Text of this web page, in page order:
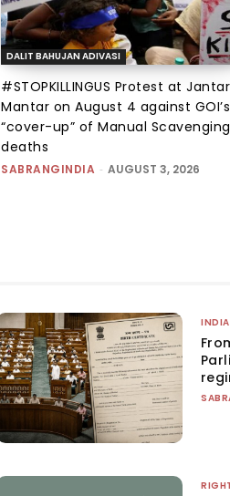
DALIT BAHUJAN ADIVASI
#STOPKILLINGUS Protest at Jantar
Mantar on August 4 against GOI’s
“cover-up” of Manual Scavenging
deaths
SABRANGINDIA - AUGUST 3, 2026
INDIA